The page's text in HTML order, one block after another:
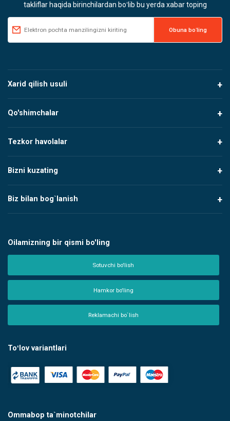
takliflar haqida birinchilardan boʻlib bu yerda xabar toping
Xarid qilish usuli
Qo'shimchalar
Tezkor havolalar
Bizni kuzating
Biz bilan bog`lanish
Oilamizning bir qismi bo'ling
Sotuvchi bo'lish
Hamkor bo'ling
Reklamachi bo`lish
Toʻlov variantlari
Ommabop ta`minotchilar